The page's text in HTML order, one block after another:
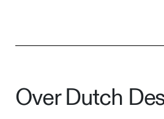
Over Dutch